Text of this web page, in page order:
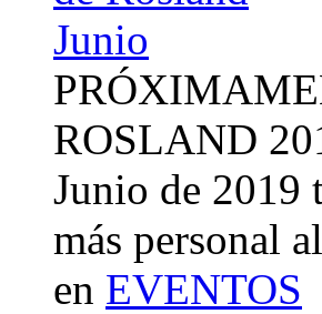
ROSLAND
Junio de 2019
más personal
en EVENTOS